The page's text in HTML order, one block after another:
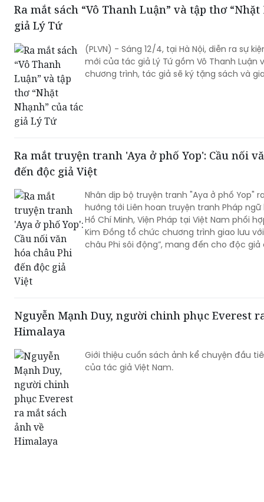
Ra mắt sách “Vô Thanh Luận” và tập thơ
giả Lý Tứ
(PLVN) - Sáng 12/4, tại Hà Nội, diễn ra sự
mới của tác giả Lý Tứ gồm Vô Thanh Luận
chương trình, tác giả sẽ ký tặng sách và
Ra mắt truyện tranh 'Aya ở phố Yop': Cầu nối
đến độc giả Việt
Nhân dịp bộ truyện tranh "Aya ở phố Yop"
hướng tới Liên hoan truyện tranh Pháp
Hồ Chí Minh, Viện Pháp tại Việt Nam phối
Kim Đồng tổ chức chương trình giao lưu
châu Phi sôi động”, mang đến cho độc
Nguyễn Mạnh Duy, người chinh phục Everest
Himalaya
Giới thiệu cuốn sách ảnh kể chuyện đầu
của tác giả Việt Nam.